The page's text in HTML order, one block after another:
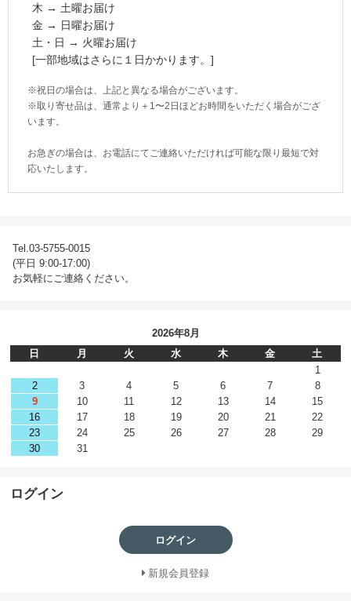
木 → 土曜お届け
金 → 日曜お届け
土・日 → 火曜お届け
[一部地域はさらに１日かかります。]
※祝日の場合は、上記と異なる場合がございます。
※取り寄せ品は、通常より＋1〜2日ほどお時間をいただく場合がござ
います。
お急ぎの場合は、お電話にてご連絡いただければ可能な限り最短で対
応いたします。
Tel.03-5755-0015
(平日 9:00-17:00)
お気軽にご連絡ください。
2026年8月
日
月 火 水 木 金
土
1
2
3 4 5 6 7
8
9
10 11 12 13 14
15
16
17 18 19 20 21
22
23
24 25 26 27 28
29
30
31
ログイン
ログイン
新規会員登録